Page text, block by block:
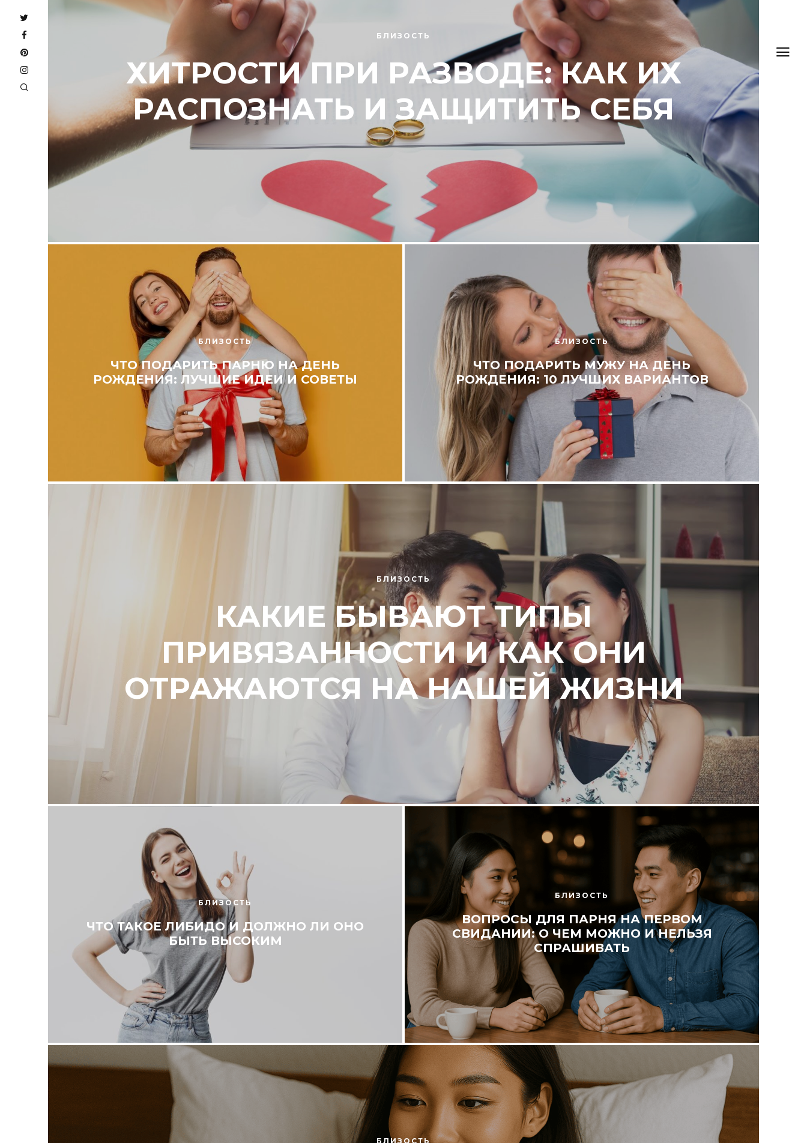
БЛИЗОСТЬ
ХИТРОСТИ ПРИ РАЗВОДЕ: КАК ИХ
РАСПОЗНАТЬ И ЗАЩИТИТЬ СЕБЯ
БЛИЗОСТЬ
ЧТО ПОДАРИТЬ ПАРНЮ НА ДЕНЬ
РОЖДЕНИЯ: ЛУЧШИЕ ИДЕИ И СОВЕТЫ
БЛИЗОСТЬ
ЧТО ПОДАРИТЬ МУЖУ НА ДЕНЬ
РОЖДЕНИЯ: 10 ЛУЧШИХ ВАРИАНТОВ
БЛИЗОСТЬ
КАКИЕ БЫВАЮТ ТИПЫ
ПРИВЯЗАННОСТИ И КАК ОНИ
ОТРАЖАЮТСЯ НА НАШЕЙ ЖИЗНИ
БЛИЗОСТЬ
ЧТО ТАКОЕ ЛИБИДО И ДОЛЖНО ЛИ ОНО
БЫТЬ ВЫСОКИМ
БЛИЗОСТЬ
ВОПРОСЫ ДЛЯ ПАРНЯ НА ПЕРВОМ
СВИДАНИИ: О ЧЕМ МОЖНО И НЕЛЬЗЯ
СПРАШИВАТЬ
БЛИЗОСТЬ